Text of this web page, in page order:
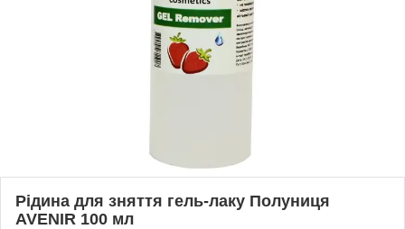
Рідина для зняття гель-лаку Полуниця
AVENIR 100 мл